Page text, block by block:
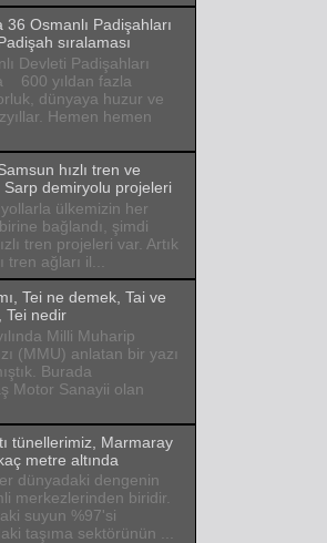
36 Osmanlı Padişahları
sıralaması
Devleti Padişahları
600 yıldan fazla
dünyaya huzur ve
Hemen hemen
hızlı tren ve
Sarp demiryolu projeleri
ülkemizin her
bağlandı, şimdi
tren projeleri var. Artık
ağları il...
Tei ne demek, Tai ve
Tei nedir
Milli Muharip
(MMU) anlatan bir yazı
Burada
Motor Sanayii olan
tünellerimiz, Marmaray
metre altında
dünyadaki dengenin
merkezlerinden biridir.
suyun %97'si
taşıma sektörünün ...